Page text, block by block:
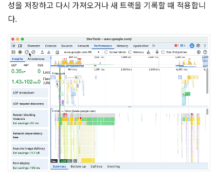
성을 저장하고 다시 가져오거나 새 트랙을 기록할 때 적용합니
다.